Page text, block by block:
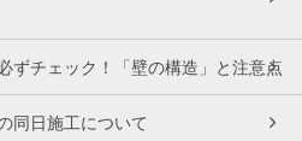
ずチェック！「壁の構造」と注意点
同日施工について